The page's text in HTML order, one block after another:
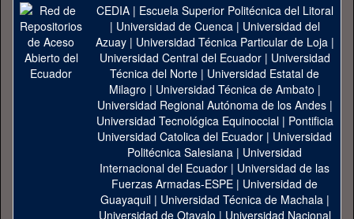
CEDIA| Escuela Superior Politécnica del Litoral
| Universidad de Cuenca| Universidad del
Azuay| Universidad Técnica Particular de Loja|
Universidad Central del Ecuador| Universidad
Técnica del Norte | Universidad Estatal de
Milagro | Universidad Técnica de Ambato |
Universidad Regional Autónoma de los Andes|
Universidad Tecnológica Equinoccial| Pontificia
Universidad Catolica del Ecuador | Universidad
Politécnica Salesiana | Universidad
Internacional del Ecuador | Universidad de las
Fuerzas Armadas-ESPE | Universidad de
Guayaquil| Universidad Técnica de Machala|
Universidad de Otavalo | Universidad Nacional